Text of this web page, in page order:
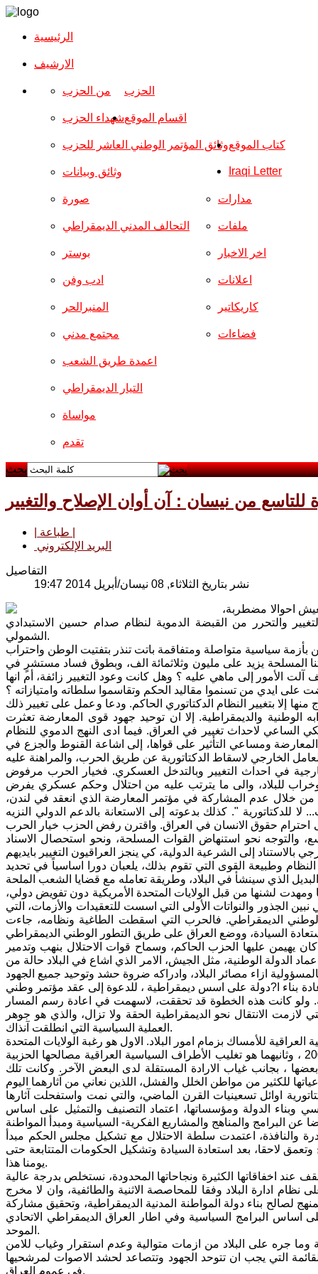
الرئيسية
الارشیف
الحزب من الحزب
شهداء الحزب
وثائق المؤتمر الوطني العاشر للحزب
وثائق وبيانات
اقسام الموقع
صورة
التحالف المدني الديمقراطي
بوستر
ادب وفن
المنبرالحر
مجتمع مدني
مدارات
ملفات
اخر الاخبار
اعلانات
كاريكاتير
فضاءات
اعمدة طريق الشعب
التيار الديمقراطي
مواساة
تقدم
كتاب الموقع
Iraqi Letter
بحث
البريد الإلكتروني
التفاصيل
نشر بتاريخ الثلاثاء, 08 نيسان/أبريل 2014 19:47
احوالا مضطربة،
والتحرر من القبضة الدموية لنظام صدام حسين الاستبدادي
الشمولي.
سياسية متواصلة ومتفاقمة باتت تنذر بتفتيت الوطن واحتراب
المسلحة يزيد على مليون وثلاثمائة الف، وبطوق فساد مستشرٍ في
الأمور إلى ماهي عليه ؟ وهل كانت وعود التغيير زائفة، أم انها
على ايدي من تسنموا مقاليد الحكم وتقاسموا سلطاته وامتيازاته ؟
منها إلا بتغيير النظام الدكتاتوري الحاكم. ودعا وعمل على تغيير ذلك
والديمقراطية. إلا ان توحيد جهود قوى المعارضة تعثرت
الساعي لاحداث تغيير في العراق. فيما ادى النهج الدموي للنظام
ومساعي التأثير على قواها، إلى اشاعة القنوط والجزع في
في احداث التغيير وبالتدخل العسكري. فخيار الحرب مرفوض
وخراب للبلاد، والى ما يترتب عليه من احتلال وحكم عسكري يفرض
من خلال عدم المشاركة في مؤتمر المعارضة الذي انعقد في لندن،
". كذلك بدعوته إلى الاستعانة بالدعم الدولي النزيه
المتحدة، خصوصا القرار رقم 688 لسنة 1991 الداعي الى احترام حقوق الانسان في العراق. واقترن رفض الحزب خيار الحرب
والتوجه نحو استنهاض القوات المسلحة، ونحو استحصال الاسناد
وطبيعة القوى التي تقوم بذلك، يلعبان دورا اساسياً في تحديد
ومهدت لشنها من قبل الولايات المتحدة الأمريكية دون تفويض دولي،
2003، وسقوط نظام صدام حسين الدكتاتوري في 9 نيسان 2003، فلكي نبين الجذور والنواتات الأولى التي اسست للتعقيدات والأزمات، التي
الوطني الديمقراطي. فالحرب التي اسقطت الطاغية ونظامه، جاءت
يهيمن عليها الحزب الحاكم، وسماح قوات الاحتلال بنهب وتدمير
الدولة الوطنية، مثل الجيش، الامر الذي اشاع في البلاد حالة من
ازاء مصائر البلاد، وادراكه ضروة حشد وتوحيد جميع الجهود
بناء ا?دولة على اسس ديمقراطية ، للدعوة إلى عقد مؤتمر وطني
ولو كانت هذه الخطوة قد تحققت، لاسهمت في اعادة رسم المسار
لازمت الانتقال نحو الديمقراطية الحقة ولا تزال، والذي هو جوهر
العملية السياسية التي انطلقت آنذاك.
للأمساك بزمام امور البلاد. الاول هو رغبة الولايات المتحدة
وبريطانيا في اعلان وتكريس سلطة الاحتلال باستصدارهما القرار 1483 في ايار 2003 ، وثانيهما هو تغليب الأطراف السياسية العراقية مصالحها الحزبية
، بجانب غياب الارادة المستقلة لدى البعض الآخر. وكانت تلك
اوائل تسعينيات القرن الماضي، والتي نمت واستفحلت آثارها
وبناء الدولة ومؤسساتها، اعتماد التصنيف والتمثيل على اساس
والنافذة، اعتمدت سلطة الاحتلال مع تشكيل مجلس الحكم مبدأ
لاحقا، بعد استعادة السيادة وتشكيل الحكومات المتتابعة حتى
يومنا هذا.
اخفاقاتها الكثيرة ونجاحاتها المحدودة، نستخلص بدرجة عالية
نظام ادارة البلاد وفقا للمحاصصة الاثنية والطائفية، وان لا مخرج
لصالح بناء دولة المواطنة المدنية الديمقراطية، وتحقيق مشاركة
اساس البرامج السياسية وفي اطار العراق الديمقراطي الاتحادي
الموحد.
وما جره على البلاد من ازمات متوالية وعدم استقرار وغياب للامن
التي يجب ان تتوحد الجهود وتتصاعد لحشد الاصوات لمرشحيها
في عموم العراق.